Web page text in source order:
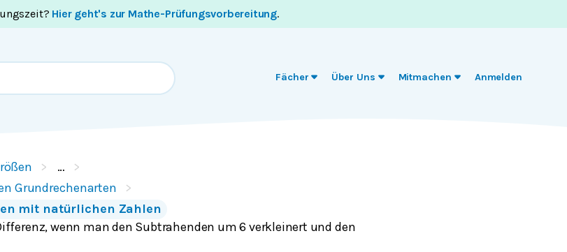
Hier geht's zur Mathe-Prüfungsvorbereitung.
Fächer Über Uns Mitmachen Anmelden
…
Grundrechenarten
mit natürlichen Zahlen
wenn man den Subtrahenden um 6 verkleinert und den